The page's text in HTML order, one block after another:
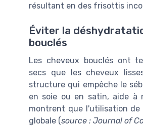
résultant en des frisottis
Éviter la
bouclés
Les cheveux bouclés ont
secs que les cheveux
structure qui empêche le
en soie ou en satin, aide à
montrent que l'utilisation de
globale (source : Journal of